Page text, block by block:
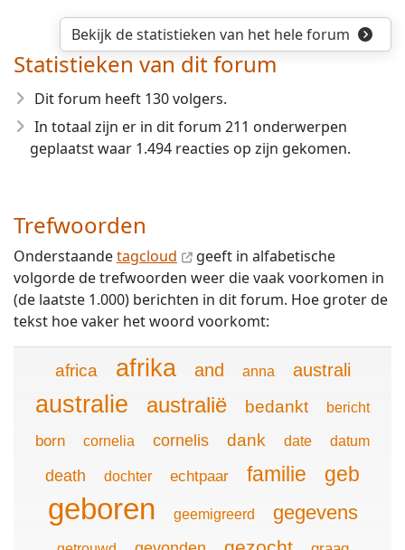
Bekijk de statistieken van het hele forum
Statistieken van dit forum
Dit forum heeft 130 volgers.
In totaal zijn er in dit forum 211 onderwerpen
geplaatst waar 1.494 reacties op zijn gekomen.
Trefwoorden
Onderstaandetagcloud
geeft in alfabetische
volgorde de trefwoorden weer die vaak voorkomen in
(de laatste 1.000) berichten in dit forum. Hoe groter de
tekst hoe vaker het woord voorkomt:
africa afrika and anna australi
australie australië bedankt bericht
born cornelia cornelis dank date datum
death dochter echtpaar familie geb
geboren geemigreerd gegevens